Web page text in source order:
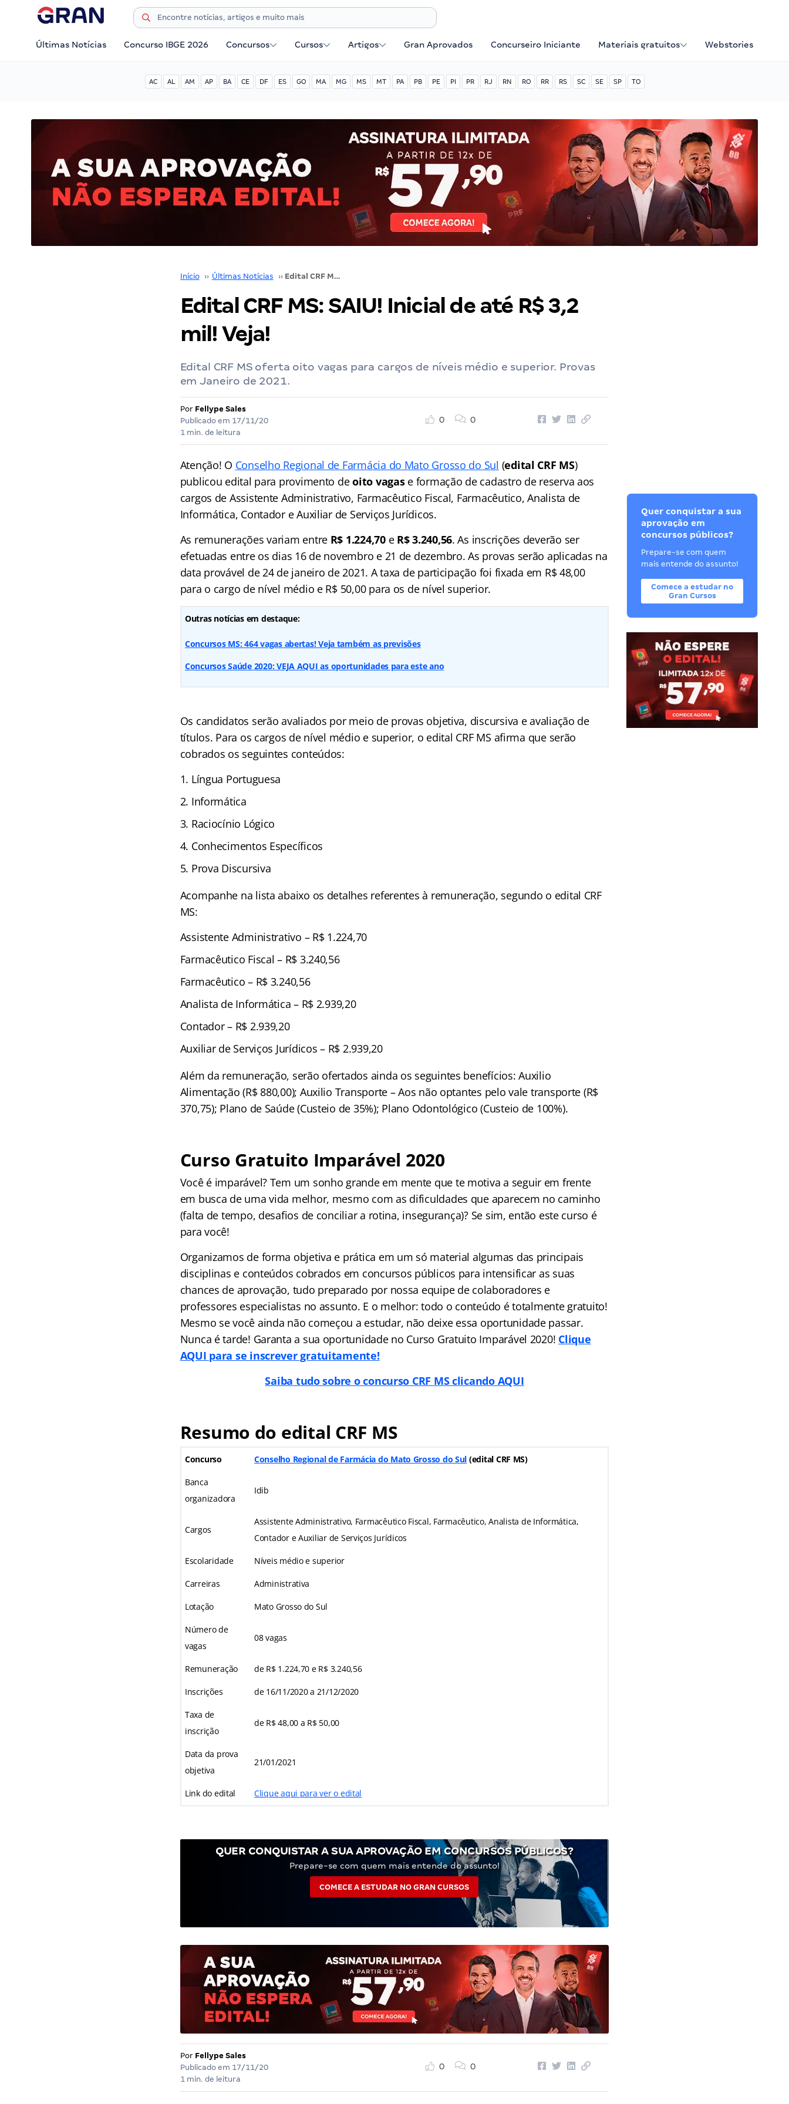
Últimas Notícias Concurso IBGE 2026 Concursos Cursos Artigos Gran Aprovados Concurseiro Iniciante Materiais gratuitos Webstories
AC AL AM AP BA CE DF ES GO MA MG MS MT PA PB PE PI PR RJ RN RO RR RS SC SE SP TO
Início ›› Últimas Notícias ›› Edital CRF MS: SAIU! Inicial de até R$ 3,2 mil! Veja!
Edital CRF MS: SAIU! Inicial de até R$ 3,2
mil! Veja!
Edital CRF MS oferta oito vagas para cargos de níveis médio e superior. Provas
em Janeiro de 2021.
Por Fellype Sales
Publicado em 17/11/20
1 min. de leitura
0 0
Atenção! O Conselho Regional de Farmácia do Mato Grosso do Sul (edital CRF MS)
publicou edital para provimento deoito vagase formação de cadastro de reserva aos
cargos de Assistente Administrativo, Farmacêutico Fiscal, Farmacêutico, Analista de
Informática, Contador e Auxiliar de Serviços Jurídicos.
As remunerações variam entre R$ 1.224,70e R$ 3.240,56. As inscrições deverão ser
efetuadas entre os dias 16 de novembro e 21 de dezembro. As provas serão aplicadas na
data provável de 24 de janeiro de 2021. A taxa de participação foi fixada em R$ 48,00
para o cargo de nível médio e R$ 50,00 para os de nível superior.
Outras notícias em destaque:
Concursos MS: 464 vagas abertas! Veja também as previsões
Concursos Saúde 2020: VEJA AQUI as oportunidades para este ano
Os candidatos serão avaliados por meio de provas objetiva, discursiva e avaliação de
títulos. Para os cargos de nível médio e superior, o edital CRF MS afirma que serão
cobrados os seguintes conteúdos:
Língua Portuguesa
Informática
Raciocínio Lógico
Conhecimentos Específicos
Prova Discursiva
Acompanhe na lista abaixo os detalhes referentes à remuneração, segundo o edital CRF
MS:
Assistente Administrativo – R$ 1.224,70
Farmacêutico Fiscal – R$ 3.240,56
Farmacêutico – R$ 3.240,56
Analista de Informática – R$ 2.939,20
Contador – R$ 2.939,20
Auxiliar de Serviços Jurídicos – R$ 2.939,20
Além da remuneração, serão ofertados ainda os seguintes benefícios: Auxilio
Alimentação (R$ 880,00); Auxilio Transporte – Aos não optantes pelo vale transporte (R$
370,75); Plano de Saúde (Custeio de 35%); Plano Odontológico (Custeio de 100%).
Curso Gratuito Imparável 2020
Você é imparável? Tem um sonho grande em mente que te motiva a seguir em frente
em busca de uma vida melhor, mesmo com as dificuldades que aparecem no caminho
(falta de tempo, desafios de conciliar a rotina, insegurança)? Se sim, então este curso é
para você!
Organizamos de forma objetiva e prática em um só material algumas das principais
disciplinas e conteúdos cobrados em concursos públicos para intensificar as suas
chances de aprovação, tudo preparado por nossa equipe de colaboradores e
professores especialistas no assunto. E o melhor: todo o conteúdo é totalmente gratuito!
Mesmo se você ainda não começou a estudar, não deixe essa oportunidade passar.
Nunca é tarde! Garanta a sua oportunidade no Curso Gratuito Imparável 2020! Clique
AQUI para se inscrever gratuitamente!
Saiba tudo sobre o concurso CRF MS clicando AQUI
Resumo do edital CRF MS
Concurso Conselho Regional de Farmácia do Mato Grosso do Sul (edital CRF MS)
Banca
organizadora
Idib
Cargos
Assistente Administrativo, Farmacêutico Fiscal, Farmacêutico, Analista de Informática,
Contador e Auxiliar de Serviços Jurídicos
Escolaridade Níveis médio e superior
Carreiras Administrativa
Lotação Mato Grosso do Sul
Número de
vagas
08 vagas
Remuneração de R$ 1.224,70 e R$ 3.240,56
Inscrições de 16/11/2020 a 21/12/2020
Taxa de
inscrição
de R$ 48,00 a R$ 50,00
Data da prova
objetiva
21/01/2021
Link do edital Clique aqui para ver o edital
QUER CONQUISTAR A SUA APROVAÇÃO EM CONCURSOS PÚBLICOS?
Prepare-se com quem mais entende do assunto!
COMECE A ESTUDAR NO GRAN CURSOS
Por Fellype Sales
Publicado em 17/11/20
1 min. de leitura
0 0
Quer conquistar a sua
aprovação em
concursos públicos?
Prepare-se com quem
mais entende do assunto!
Comece a estudar no
Gran Cursos